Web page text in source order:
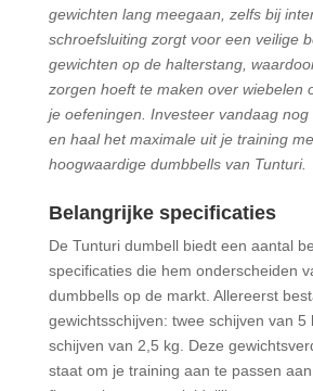
gewichten lang meegaan, zelfs bij
schroefsluiting zorgt voor een veilige
gewichten op de halterstang,
zorgen hoeft te maken over wiebelen
je oefeningen. Investeer vandaag
en haal het maximale uit je training
hoogwaardige dumbbells van Tunturi.
Belangrijke specificaties
De Tunturi dumbell biedt een aantal
specificaties die hem onderscheiden
dumbbells op de markt. Allereerst
gewichtsschijven: twee schijven van 5
schijven van 2,5 kg. Deze
staat om je training aan te passen